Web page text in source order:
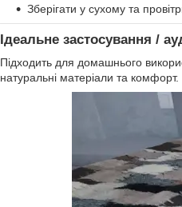
Зберігати у сухому та
Ідеальне застосування /
Підходить для домашнього
натуральні матеріали та